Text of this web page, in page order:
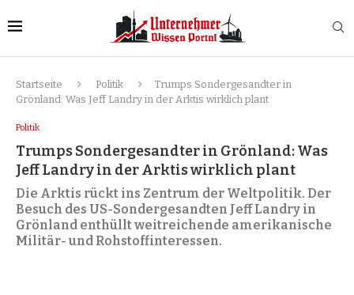
Startseite Politik
Trumps Sondergesandter in
Grönland: Was Jeff Landry in der Arktis wirklich plant
Politik
Trumps Sondergesandter in Grönland: Was
Jeff Landry in der Arktis wirklich plant
Die Arktis rückt ins Zentrum der Weltpolitik. Der
Besuch des US-Sondergesandten Jeff Landry in
Grönland enthüllt weitreichende amerikanische
Militär- und Rohstoffinteressen.